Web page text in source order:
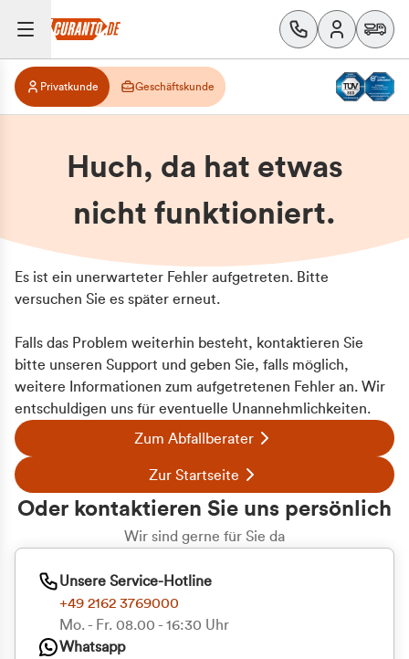
Privatkunde Geschäftskunde
Huch, da hat etwas
nicht funktioniert.
Es ist ein unerwarteter Fehler aufgetreten. Bitte
versuchen Sie es später erneut.
Falls das Problem weiterhin besteht, kontaktieren Sie
bitte unseren Support und geben Sie, falls möglich,
weitere Informationen zum aufgetretenen Fehler an. Wir
entschuldigen uns für eventuelle Unannehmlichkeiten.
Zum Abfallberater
Zur Startseite
Oder kontaktieren Sie uns persönlich
Wir sind gerne für Sie da
Unsere Service-Hotline
+49 2162 3769000
Mo. - Fr. 08.00 - 16:30 Uhr
Whatsapp